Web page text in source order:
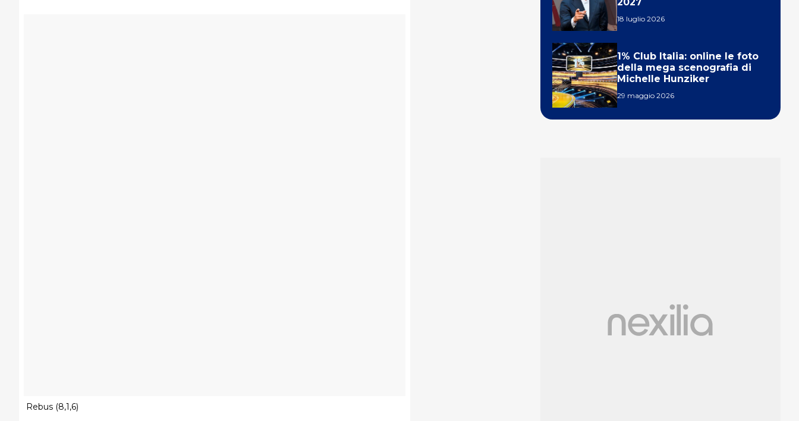
Rebus (8,1,6)
18 luglio 2026
1% Club Italia: online le foto
della mega scenografia di
Michelle Hunziker
29 maggio 2026